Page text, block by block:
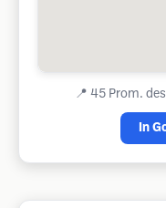
📍 45 Prom.
In